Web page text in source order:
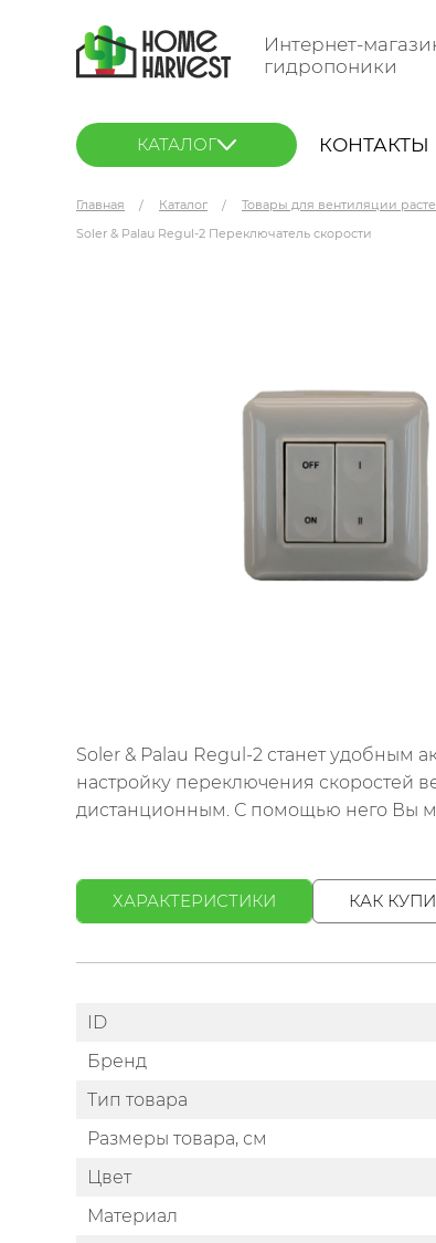
Интернет-
гидропоники
КАТАЛОГ КОНТАКТЫ
Главная Каталог Товары для вентиляции
Soler & Palau Regul-2 Переключатель скорости
Soler & Palau Regul-2 станет удобным
настройку переключения скоростей
дистанционным. С помощью него Вы
ХАРАКТЕРИСТИКИ КАК
ID
Бренд
Тип товара
Размеры товара, см
Цвет
Материал